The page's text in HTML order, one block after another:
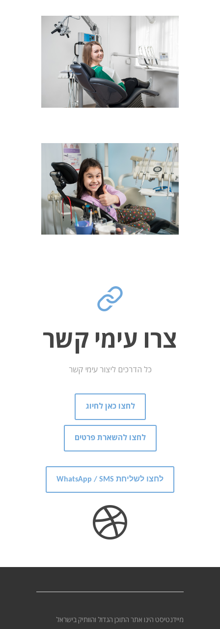
צרו עימי קשר
כל הדרכים ליצור עימי קשר
לחצו כאן לחיוג
לחצו להשארת פרטים
לחצו לשליחת WhatsApp / SMS
מיידנטיסט הינו אתר התוכן הגדול והוותיק בישראל